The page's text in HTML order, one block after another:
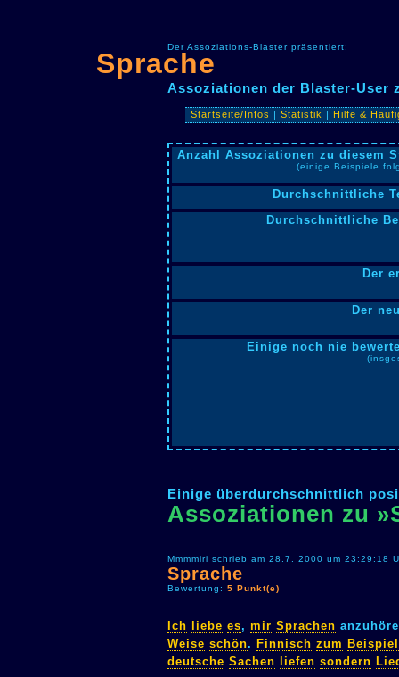
Der Assoziations-Blaster präsentiert:
Sprache
Assoziationen der Blaster-User
Startseite/Infos Statistik Hilfe &
Anzahl Assoziationen zu diesem
(einige Beispiele
Durchschnittliche
Durchschnittliche
Der
Der
Einige noch nie
Einige überdurchschnittlich
Assoziationen zu
Mmmmiri schrieb am 28.7. 2000 um 23:29:18
Sprache
Bewertung: 5 Punkt(e)
Ich liebe es, mir Sprachen
Weise schön. Finnisch zum Beispiel
deutsche Sachen liefen sondern